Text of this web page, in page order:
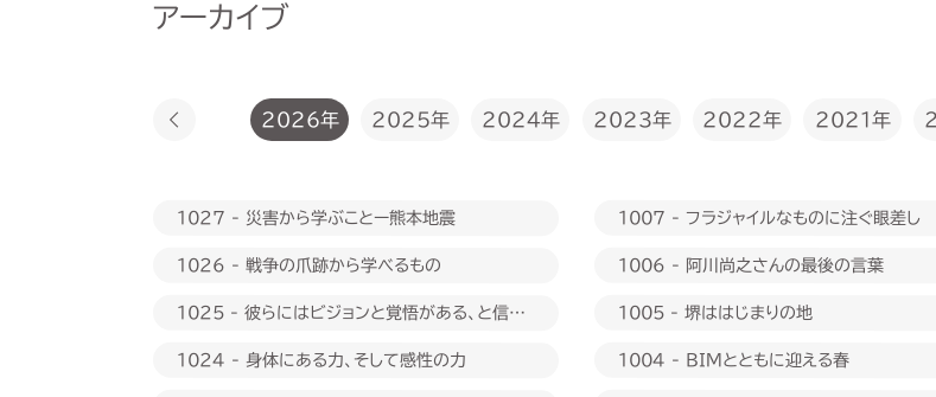
アーカイブ
2026年 2025年 2024年 2023年 2022年 2021年
1027 - 災害から学ぶことー熊本地震
1026 - 戦争の爪跡から学べるもの
1025 - 彼らにはビジョンと覚悟がある、と信じ
1024 - 身体にある力、そして感性の力
1007 - フラジャイルなものに注ぐ眼差し
1006 - 阿川尚之さんの最後の言葉
1005 - 堺ははじまりの地
1004 - BIMとともに迎える春